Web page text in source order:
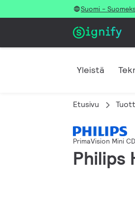
Suomi -
Yleistä
Etusivu
PrimaVision Mini
Philips